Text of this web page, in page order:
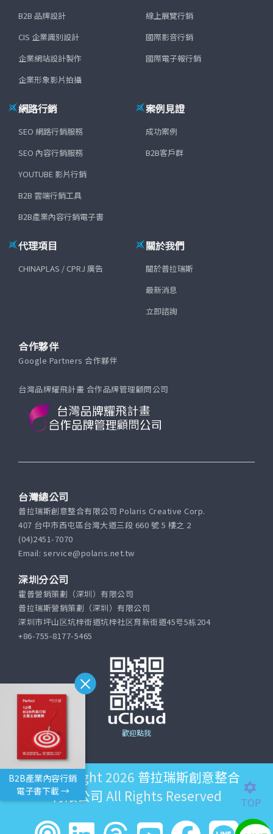
B2B產業內容行銷
電子書下載 →
B2B 品牌設計
CIS 企業識別設計
企業網站設計製作
企業形象影片拍攝
線上展覽行銷
國際影音行銷
國際電子報行銷
網路行銷
SEO 網路行銷服務
SEO 內容行銷服務
YOUTUBE 影片行銷
B2B 雲端行銷工具
B2B產業內容行銷電子書
案例見證
成功案例
B2B客戶群
代理項目
CHINAPLAS / CPRJ 廣告
關於我們
關於普拉瑞斯
最新消息
立即諮詢
合作夥伴
Google Partners 合作夥伴
台灣品牌耀飛計畫 合作品牌管理顧問公司
台灣總公司
普拉瑞斯創意整合有限公司 Polaris Creative Corp.
407 台中市西屯區台灣大道三段 660 號 5 樓之 2
(04)2451-7070
Email: service@polaris.net.tw
深圳分公司
霍普營銷策劃（深圳）有限公司
普拉瑞斯營銷策劃（深圳）有限公司
深圳市坪山区坑梓街道坑梓社区育新街道45号5栋204
+86-755-8177-5465
歡迎點我
©Copyright 2026 普拉瑞斯創意整合
有限公司 All Rights Reserved TOP